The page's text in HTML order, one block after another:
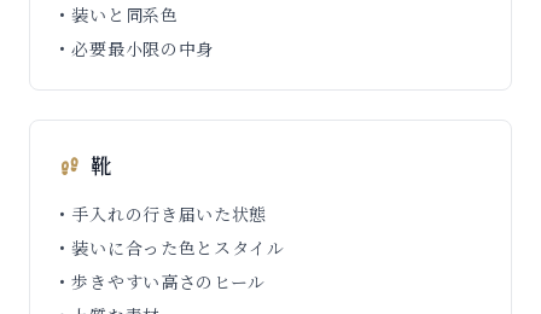
• 装いと同系色
• 必要最小限の中身
靴
• 手入れの行き届いた状態
• 装いに合った色とスタイル
• 歩きやすい高さのヒール